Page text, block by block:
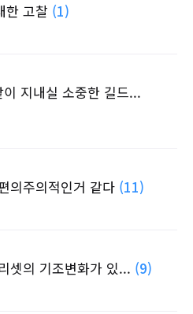
한 고찰 (1)
지내실 소중한 길드...
의주의적인거 같다 (11)
셋의 기조변화가 있... (9)